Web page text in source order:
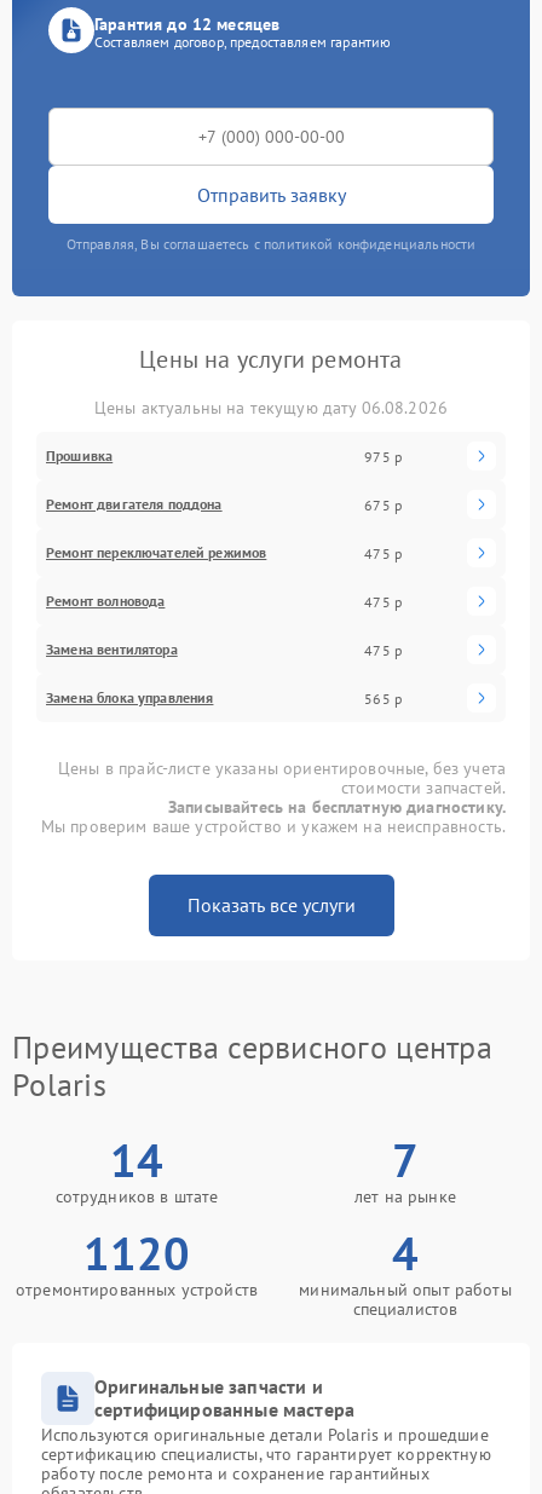
Гарантия до 12 месяцев
Составляем договор, предоставляем гарантию
Отправить заявку
Отправляя, Вы соглашаетесь с политикой конфиденциальности
Цены на услуги ремонта
Цены актуальны на текущую дату 06.08.2026
Прошивка 975 р
Ремонт двигателя поддона 675 р
Ремонт переключателей режимов 475 р
Ремонт волновода 475 р
Замена вентилятора 475 р
Замена блока управления 565 р
Цены в прайс-листе указаны ориентировочные, без учета
стоимости запчастей.
Записывайтесь на бесплатную диагностику.
Мы проверим ваше устройство и укажем на неисправность.
Показать все услуги
Преимущества сервисного центра
Polaris
14
сотрудников в штате
7
лет на рынке
1120
отремонтированных устройств
4
минимальный опыт работы
специалистов
Оригинальные запчасти и
сертифицированные мастера
Используются оригинальные детали Polaris и прошедшие
сертификацию специалисты, что гарантирует корректную
работу после ремонта и сохранение гарантийных